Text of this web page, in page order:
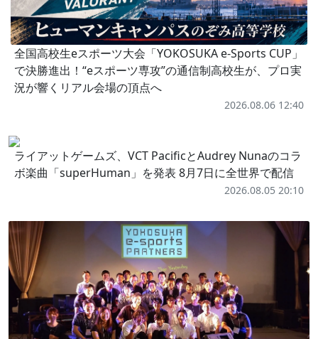
全国高校生eスポーツ大会「YOKOSUKA e-Sports CUP」
で決勝進出！“eスポーツ専攻”の通信制高校生が、プロ実
況が響くリアル会場の頂点へ
2026.08.06 12:40
ライアットゲームズ、VCT PacificとAudrey Nunaのコラ
ボ楽曲「superHuman」を発表 8月7日に全世界で配信
2026.08.05 20:10